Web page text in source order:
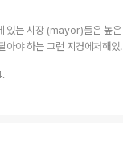
변제를 하는 대출 제도도 있
담을 주지 않으려는 교육 정책
려워졌다 하더라도 아니 강력
제도를 이용, 공부를 하고 졸업
있는 시장 (mayor)들은 높은
아야 하는 그런 지경에처해있
것을 나타내려다 보니너무 제
미국은 본인의 인컴에 따라
나라라 지역에 차등은 있지만